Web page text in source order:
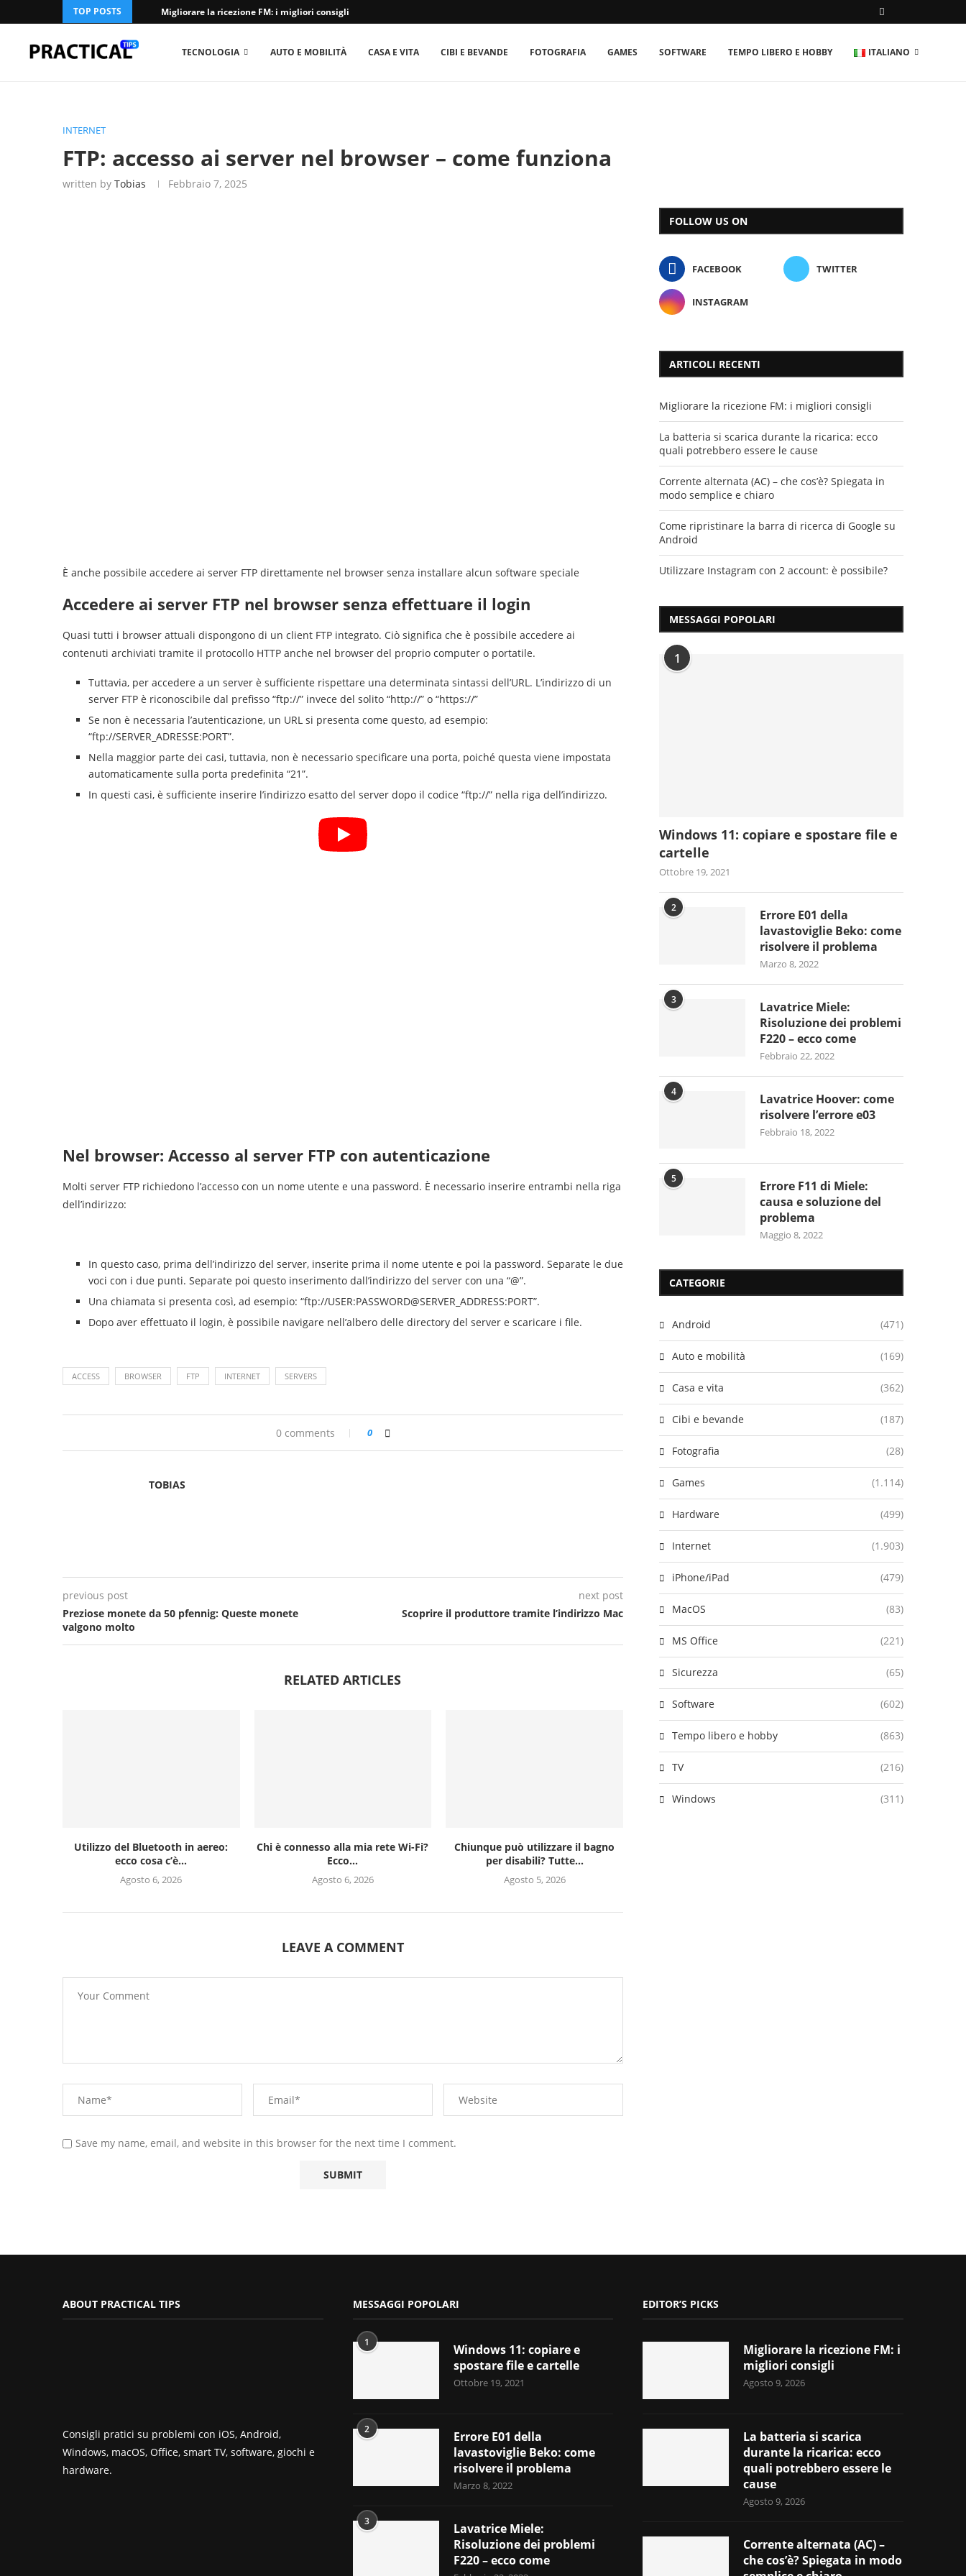
TOP POSTS Migliorare la ricezione FM: i migliori consigli
TECNOLOGIA AUTO E MOBILITÀ CASA E VITA CIBI E BEVANDE FOTOGRAFIA GAMES SOFTWARE TEMPO LIBERO E HOBBY ITALIANO
INTERNET
FTP: accesso ai server nel browser – come funziona
written by Tobias Febbraio 7, 2025
È anche possibile accedere ai server FTP direttamente nel browser senza installare alcun software speciale
Accedere ai server FTP nel browser senza effettuare il login
Quasi tutti i browser attuali dispongono di un client FTP integrato. Ciò significa che è possibile accedere ai
contenuti archiviati tramite il protocollo HTTP anche nel browser del proprio computer o portatile.
Tuttavia, per accedere a un server è sufficiente rispettare una determinata sintassi dell’URL. L’indirizzo di un
server FTP è riconoscibile dal prefisso “ftp://” invece del solito “http://” o “https://”
Se non è necessaria l’autenticazione, un URL si presenta come questo, ad esempio:
“ftp://SERVER_ADRESSE:PORT”.
Nella maggior parte dei casi, tuttavia, non è necessario specificare una porta, poiché questa viene impostata
automaticamente sulla porta predefinita “21”.
In questi casi, è sufficiente inserire l’indirizzo esatto del server dopo il codice “ftp://” nella riga dell’indirizzo.
Nel browser: Accesso al server FTP con autenticazione
Molti server FTP richiedono l’accesso con un nome utente e una password. È necessario inserire entrambi nella riga
dell’indirizzo:
In questo caso, prima dell’indirizzo del server, inserite prima il nome utente e poi la password. Separate le due
voci con i due punti. Separate poi questo inserimento dall’indirizzo del server con una “@”.
Una chiamata si presenta così, ad esempio: “ftp://USER:PASSWORD@SERVER_ADDRESS:PORT”.
Dopo aver effettuato il login, è possibile navigare nell’albero delle directory del server e scaricare i file.
ACCESS BROWSER FTP INTERNET SERVERS
0 comments 0
TOBIAS
previous post
Preziose monete da 50 pfennig: Queste monete
valgono molto
next post
Scoprire il produttore tramite l’indirizzo Mac
RELATED ARTICLES
Utilizzo del Bluetooth in aereo:
ecco cosa c’è...
Agosto 6, 2026
Chi è connesso alla mia rete Wi-Fi?
Ecco...
Agosto 6, 2026
Chiunque può utilizzare il bagno
per disabili? Tutte...
Agosto 5, 2026
LEAVE A COMMENT
Save my name, email, and website in this browser for the next time I comment.
FOLLOW US ON
FACEBOOK TWITTER
INSTAGRAM
ARTICOLI RECENTI
Migliorare la ricezione FM: i migliori consigli
La batteria si scarica durante la ricarica: ecco
quali potrebbero essere le cause
Corrente alternata (AC) – che cos’è? Spiegata in
modo semplice e chiaro
Come ripristinare la barra di ricerca di Google su
Android
Utilizzare Instagram con 2 account: è possibile?
MESSAGGI POPOLARI
1
Windows 11: copiare e spostare file e
cartelle
Ottobre 19, 2021
2
Errore E01 della
lavastoviglie Beko: come
risolvere il problema
Marzo 8, 2022
3
Lavatrice Miele:
Risoluzione dei problemi
F220 – ecco come
Febbraio 22, 2022
4
Lavatrice Hoover: come
risolvere l’errore e03
Febbraio 18, 2022
5
Errore F11 di Miele:
causa e soluzione del
problema
Maggio 8, 2022
CATEGORIE
Android (471)
Auto e mobilità (169)
Casa e vita (362)
Cibi e bevande (187)
Fotografia (28)
Games (1.114)
Hardware (499)
Internet (1.903)
iPhone/iPad (479)
MacOS (83)
MS Office (221)
Sicurezza (65)
Software (602)
Tempo libero e hobby (863)
TV (216)
Windows (311)
ABOUT PRACTICAL TIPS
Consigli pratici su problemi con iOS, Android,
Windows, macOS, Office, smart TV, software, giochi e
hardware.
MESSAGGI POPOLARI
1
Windows 11: copiare e
spostare file e cartelle
Ottobre 19, 2021
2
Errore E01 della
lavastoviglie Beko: come
risolvere il problema
Marzo 8, 2022
3
Lavatrice Miele:
Risoluzione dei problemi
F220 – ecco come
EDITOR’S PICKS
Migliorare la ricezione FM: i
migliori consigli
Agosto 9, 2026
La batteria si scarica
durante la ricarica: ecco
quali potrebbero essere le
cause
Agosto 9, 2026
Corrente alternata (AC) –
che cos’è? Spiegata in modo